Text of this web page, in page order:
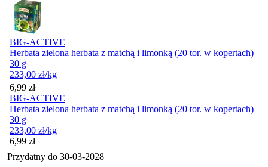
BIG-ACTIVE
Herbata zielona herbata z matchą i limonką (20 tor. w kopertach)
30 g
233,00 zł/kg
Cena
6,99 zł
BIG-ACTIVE
Herbata zielona herbata z matchą i limonką (20 tor. w kopertach)
30 g
233,00 zł/kg
Cena
6,99 zł
Przydatny do 30-03-2028